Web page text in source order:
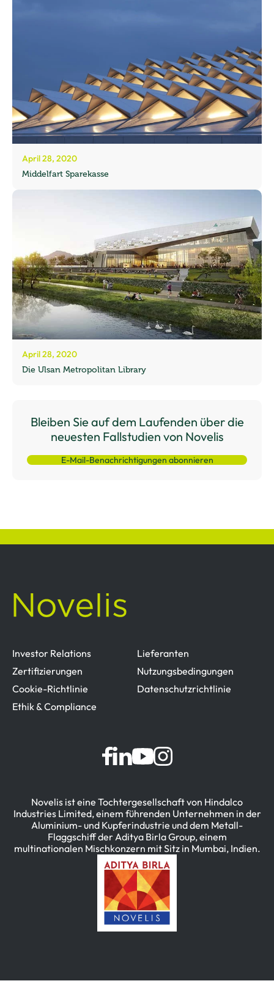
April 28, 2020
Middelfart Sparekasse
April 28, 2020
Die Ulsan Metropolitan Library
Bleiben Sie auf dem Laufenden über die
neuesten Fallstudien von Novelis
E-Mail-Benachrichtigungen abonnieren
Investor Relations
Lieferanten
Zertifizierungen
Nutzungsbedingungen
Cookie-Richtlinie
Datenschutzrichtlinie
Ethik & Compliance
Novelis ist eine Tochtergesellschaft von Hindalco
Industries Limited, einem führenden Unternehmen in der
Aluminium- und Kupferindustrie und dem Metall-
Flaggschiff der Aditya Birla Group, einem
multinationalen Mischkonzern mit Sitz in Mumbai, Indien.